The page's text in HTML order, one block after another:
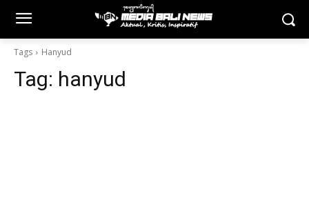
Tags Hanyud
Tag: hanyud